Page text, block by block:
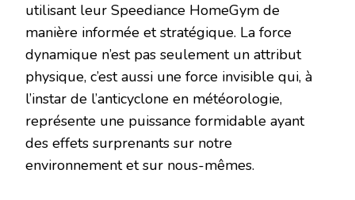
utilisant leur Speediance HomeGym de
manière informée et stratégique. La force
dynamique n’est pas seulement un attribut
physique, c’est aussi une force invisible qui, à
l’instar de l’anticyclone en météorologie,
représente une puissance formidable ayant
des effets surprenants sur notre
environnement et sur nous-mêmes.